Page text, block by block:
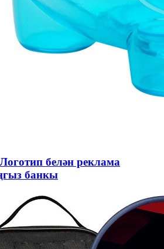
белән реклама
банкы